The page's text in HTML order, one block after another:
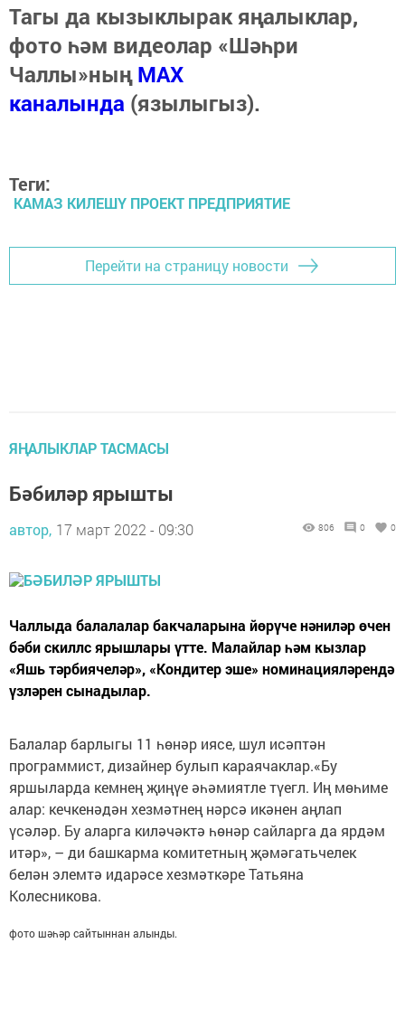
Тагы да кызыклырак яңалыклар,
фото һәм видеолар «Шәһри
Чаллы»ныңMAX
каналында (язылыгыз).
Теги:
КАМАЗ КИЛЕШҮ ПРОЕКТ ПРЕДПРИЯТИЕ
Перейти на страницу новости
ЯҢАЛЫКЛАР ТАСМАСЫ
Бәбиләр ярышты
автор, 17 март 2022 - 09:30 806 0 0
Чаллыда балалалар бакчаларына йөрүче нәниләр өчен
бәби скиллс ярышлары үтте. Малайлар һәм кызлар
«Яшь тәрбиячеләр», «Кондитер эше» номинацияләрендә
үзләрен сынадылар.
Балалар барлыгы 11 һөнәр иясе, шул исәптән
программист, дизайнер булып караячаклар.«Бу
яршыларда кемнең җиңүе әһәмиятле түегл. Иң мөһиме
алар: кечкенәдән хезмәтнең нәрсә икәнен аңлап
үсәләр. Бу аларга киләчәктә һөнәр сайларга да ярдәм
итәр», – ди башкарма комитетның җәмәгатьчелек
белән элемтә идарәсе хезмәткәре Татьяна
Колесникова.
фото шәһәр сайтыннан алынды.